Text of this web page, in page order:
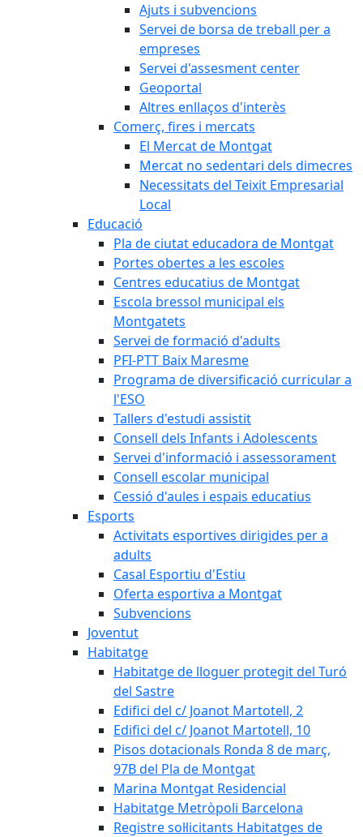
Ajuts i subvencions
Servei de borsa de treball per a
empreses
Servei d'assesment center
Geoportal
Altres enllaços d'interès
Comerç, fires i mercats
El Mercat de Montgat
Mercat no sedentari dels dimecres
Necessitats del Teixit Empresarial
Local
Educació
Pla de ciutat educadora de Montgat
Portes obertes a les escoles
Centres educatius de Montgat
Escola bressol municipal els
Montgatets
Servei de formació d'adults
PFI-PTT Baix Maresme
Programa de diversificació curricular a
l'ESO
Tallers d'estudi assistit
Consell dels Infants i Adolescents
Servei d'informació i assessorament
Consell escolar municipal
Cessió d'aules i espais educatius
Esports
Activitats esportives dirigides per a
adults
Casal Esportiu d'Estiu
Oferta esportiva a Montgat
Subvencions
Joventut
Habitatge
Habitatge de lloguer protegit del Turó
del Sastre
Edifici del c/ Joanot Martotell, 2
Edifici del c/ Joanot Martotell, 10
Pisos dotacionals Ronda 8 de març,
97B del Pla de Montgat
Marina Montgat Residencial
Habitatge Metròpoli Barcelona
Registre sol·licitants Habitatges de